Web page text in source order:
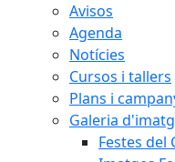
Avisos
Agenda
Notícies
Cursos i tallers
Plans i
Galeria
Festes del